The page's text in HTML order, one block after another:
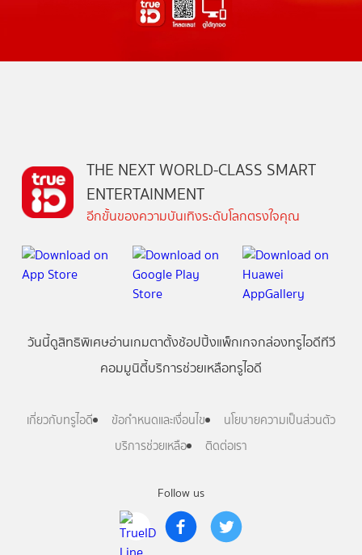
Follow us
THE NEXT WORLD-CLASS SMART
ENTERTAINMENT
อีกขั้นของความบันเทิงระดับโลกตรงใจคุณ
วันนี้ดูสิทธิพิเศษอ่านเกมตาตั้งช้อปปิ้งแพ็กเกจกล่องทรูไอดีทีวี
คอมมูนิตี้บริการช่วยเหลือทรูไอดี
เกี่ยวกับทรูไอดี ข้อกำหนดและเงื่อนไข
นโยบายความเป็นส่วนตัว
บริการช่วยเหลือ
ติดต่อเรา